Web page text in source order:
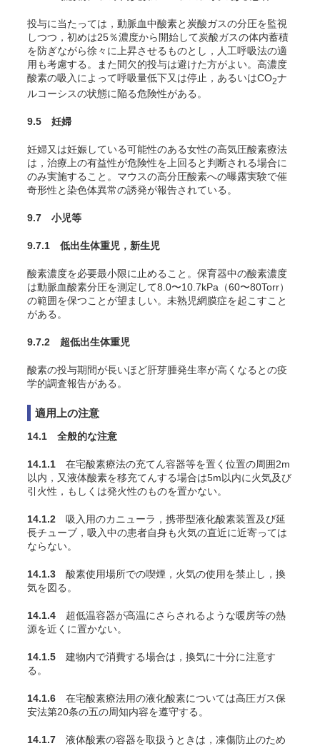
投与に当たっては，動脈血中酸素と炭酸ガスの分圧を監視
しつつ，初めは25％濃度から開始して炭酸ガスの体内蓄積
を防ぎながら徐々に上昇させるものとし，人工呼吸法の適
用も考慮する。また間欠的投与は避けた方がよい。高濃度
酸素の吸入によって呼吸量低下又は停止，あるいはCO2ナ
ルコーシスの状態に陥る危険性がある 。
9.5 妊婦
妊婦又は妊娠している可能性のある女性の高気圧酸素療法
は，治療上の有益性が危険性を上回ると判断される場合に
のみ実施すること。マウスの高分圧酸素への曝露実験で催
奇形性と染色体異常の誘発が報告されている 。
9.7 小児等
9.7.1 低出生体重児，新生児
酸素濃度を必要最小限に止めること。保育器中の酸素濃度
は動脈血酸素分圧を測定して8.0〜10.7kPa（60〜80Torr）
の範囲を保つことが望ましい。未熟児網膜症を起こすこと
がある 。
9.7.2 超低出生体重児
酸素の投与期間が長いほど肝芽腫発生率が高くなるとの疫
学的調査報告がある 。
適用上の注意
14.1 全般的な注意
14.1.1 在宅酸素療法の充てん容器等を置く位置の周囲2m
以内，又液体酸素を移充てんする場合は5m以内に火気及び
引火性，もしくは発火性のものを置かない。
14.1.2 吸入用のカニューラ，携帯型液化酸素装置及び延
長チューブ，吸入中の患者自身も火気の直近に近寄っては
ならない。
14.1.3 酸素使用場所での喫煙，火気の使用を禁止し，換
気を図る。
14.1.4 超低温容器が高温にさらされるような暖房等の熱
源を近くに置かない。
14.1.5 建物内で消費する場合は，換気に十分に注意す
る。
14.1.6 在宅酸素療法用の液化酸素については高圧ガス保
安法第20条の五の周知内容を遵守する。
14.1.7 液体酸素の容器を取扱うときは，凍傷防止のため